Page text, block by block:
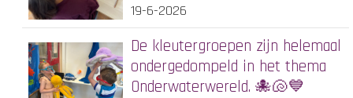
19-6-2026
De kleutergroepen zijn helemaal
ondergedompeld in het thema
Onderwaterwereld. 🐙🐚💙